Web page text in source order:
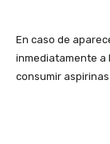
En caso de
inmediatamente a
consumir